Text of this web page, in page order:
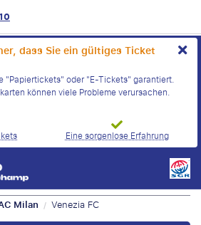
dass Sie ein gültiges Ticket
"Papiertickets" oder "E-Tickets" garantiert.
können viele Probleme verursachen.
Eine sorgenlose Erfahrung
Milan / Venezia FC